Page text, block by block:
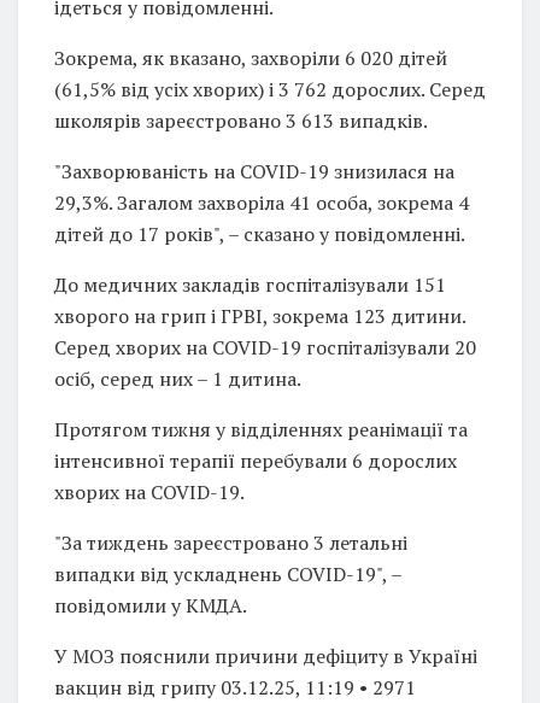
ідеться у повідомленні.
Зокрема, як вказано, захворіли 6 020 дітей
(61,5% від усіх хворих) і 3 762 дорослих. Серед
школярів зареєстровано 3 613 випадків.
"Захворюваність на COVID-19 знизилася на
29,3%. Загалом захворіла 41 особа, зокрема 4
дітей до 17 років", – сказано у повідомленні.
До медичних закладів госпіталізували 151
хворого на грип і ГРВІ, зокрема 123 дитини.
Серед хворих на COVID-19 госпіталізували 20
осіб, серед них – 1 дитина.
Протягом тижня у відділеннях реанімації та
інтенсивної терапії перебували 6 дорослих
хворих на COVID-19.
"За тиждень зареєстровано 3 летальні
випадки від ускладнень COVID-19", –
повідомили у КМДА.
У МОЗ пояснили причини дефіциту в Україні
вакцин від грипу 03.12.25, 11:19 • 2971